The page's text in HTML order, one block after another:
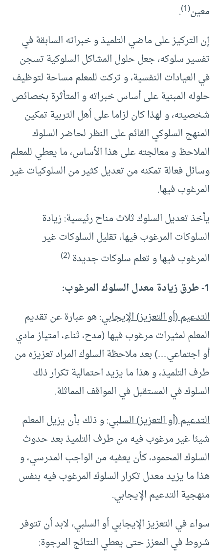
معين(1)
.
إن التركيز على ماضي التلميذ و خبراته السابقة في
تفسير سلوكه، جعل حلول المشاكل السلوكية تسجن
في العيادات النفسية، و تركت للمعلم مساحة لتوظيف
حلوله المبنية على أساس خبراته و المتأثرة بخصائص
شخصيته، و لهذا كان لزاما على أهل التربية تمكين
المنهج السلوكي القائم على النظر لحاضر السلوك
الملاحظ و معالجته على هذا الأساس، ما يعطي للمعلم
وسائل فعالة تمكنه من تعديل كثير من السلوكيات غير
المرغوب فيها.
يأخذ تعديل السلوك ثلاث مناح رئيسية: زيادة
السلوكات المرغوب فيها، تقليل السلوكات غير
المرغوب فيها و تعلم سلوكات جديدة (2)
1- طرق زيادة معدل السلوك المرغوب:
التدعيم (أو التعزيز) الإيجابي: هو عبارة عن تقديم
المعلم لمثيرات مرغوب فيها (مدح، ثناء، امتياز مادي
أو اجتماعي…) بعد ملاحظة السلوك المراد تعزيزه من
طرف التلميذ، و هذا ما يزيد احتمالية تكرار ذلك
السلوك في المستقبل في المواقف المماثلة.
التدعيم (أو التعزيز) السلبي: و ذلك بأن يزيل المعلم
شيئا غير مرغوب فيه من طرف التلميذ بعد حدوث
السلوك المحمود، كأن يعفيه من الواجب المدرسي، و
هذا ما يزيد معدل تكرار السلوك المرغوب فيه بنفس
منهجية التدعيم الإيجابي.
سواء في التعزيز الإيجابي أو السلبي، لابد أن تتوفر
شروط في المعزز حتى يعطي النتائج المرجوة: